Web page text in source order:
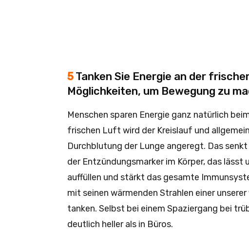
5Tanken Sie Energie an der
Möglichkeiten, um Bewegung zu
Menschen sparen Energie ganz natürlich
frischen Luft wird der Kreislauf und
Durchblutung der Lunge angeregt. Das
der Entzündungsmarker im Körper, das lässt
auffüllen und stärkt das gesamte
mit seinen wärmenden Strahlen einer
tanken. Selbst bei einem Spaziergang bei
deutlich heller als in Büros.